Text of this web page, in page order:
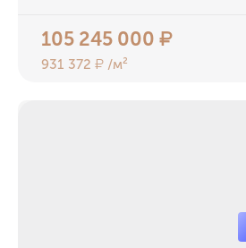
105 245 000₽
931 372₽ /м²